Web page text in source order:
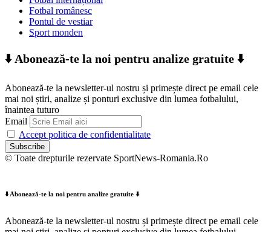
Fotbal românesc
Pontul de vestiar
Sport monden
⬇️ Abonează-te la noi pentru analize gratuite ⬇️
Abonează-te la newsletter-ul nostru și primește direct pe email cele
mai noi știri, analize și ponturi exclusive din lumea fotbalului,
înaintea tuturo
Email
Accept politica de confidentialitate
© Toate drepturile rezervate SportNews-Romania.Ro
⬇️ Abonează-te la noi pentru analize gratuite ⬇️
Abonează-te la newsletter-ul nostru și primește direct pe email cele